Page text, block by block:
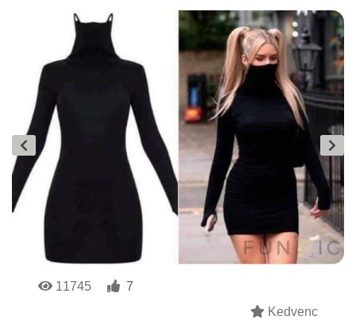
11745
7
Kedvenc